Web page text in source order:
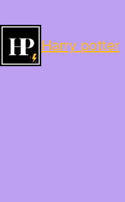
Harry potter